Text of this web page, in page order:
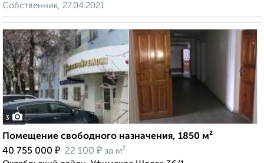
Собственник, 27.04.2021
3
Помещение свободного назначения, 1850 м²
40 755 000 ₽ 22 100 ₽ за м²